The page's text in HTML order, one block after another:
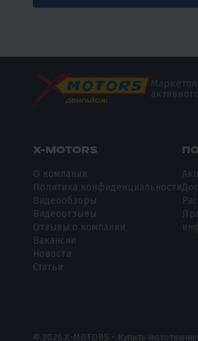
X-MOTORS
О компании
Политика конфиденциальности
Видеообзоры
Видеоотзывы
Отзывы о компании
Вакансии
Новости
Статьи
© 2026 X-MOTORS - Купить